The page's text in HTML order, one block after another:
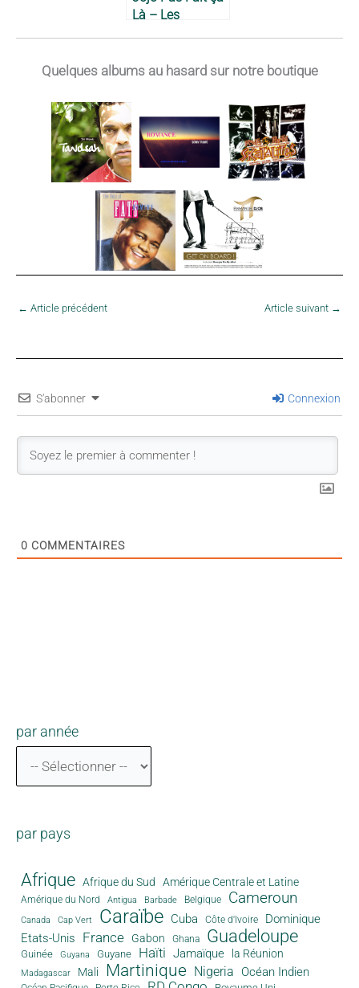
Là – Les
Quelques albums au hasard sur notre boutique
← Article précédent Article suivant →
S'abonner Connexion
0 COMMENTAIRES
par année
par pays
Afrique Afrique du Sud Amérique Centrale et Latine
Amérique du Nord Antigua Barbade Belgique Cameroun
Canada Cap Vert Caraïbe Cuba Côte d'Ivoire
Dominique
Etats-Unis
France Gabon Ghana Guadeloupe
Guinée Guyana Guyane Haïti Jamaïque la Réunion
Madagascar Mali Martinique Nigeria Océan Indien